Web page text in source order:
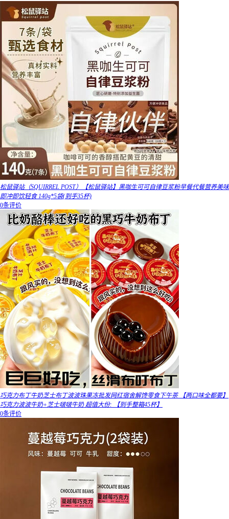
松鼠驿站（SQUIRREL POST）【松鼠驿站】黑咖生可可自律豆浆粉早餐代餐营养美味
即冲即饮轻食 140g*5袋(到手35杯)
0条评价
巧克力布丁牛奶芝士布丁波波珠果冻批发网红宿舍解馋零食下午茶 【两口味全都要】
巧克力波波牛奶+芝士啵啵牛奶 超值大份: 【到手整箱45杯】
0条评价